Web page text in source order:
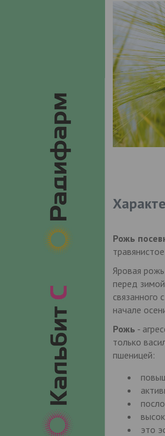
Рожь
Яровая
перед
начале
Рожь -
только
пшеницей:
это